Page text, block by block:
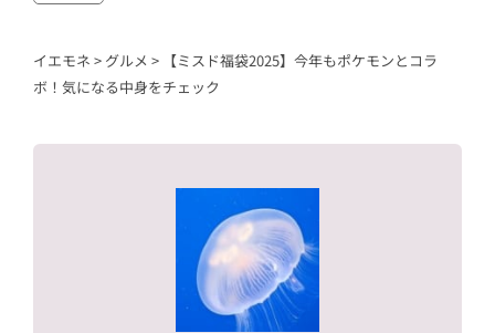
イエモネ > グルメ > 【ミスド福袋2025】今年もポケモンとコラ
ボ！気になる中身をチェック